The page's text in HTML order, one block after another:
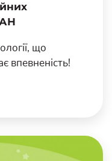
що
впевненість!